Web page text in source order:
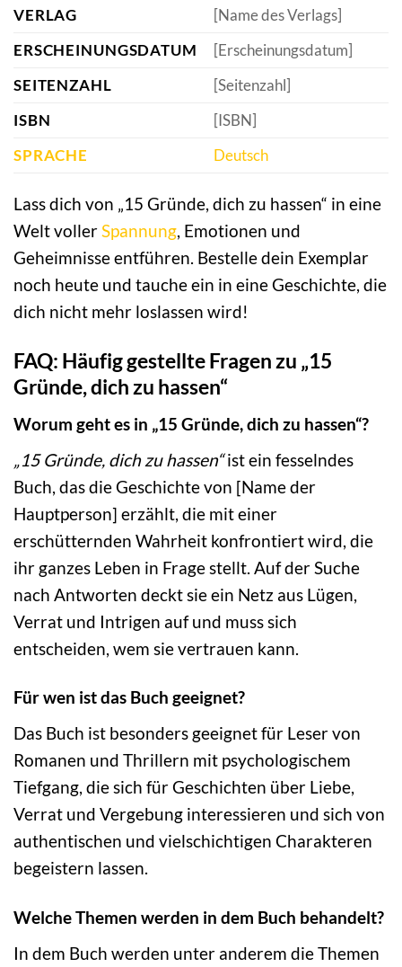
VERLAG
[Name des Verlags]
ERSCHEINUNGSDATUM
[Erscheinungsdatum]
SEITENZAHL
[Seitenzahl]
ISBN
[ISBN]
SPRACHE
Deutsch
Lass dich von „15 Gründe, dich zu hassen“ in eine
Welt vollerSpannung, Emotionen und
Geheimnisse entführen. Bestelle dein Exemplar
noch heute und tauche ein in eine Geschichte, die
dich nicht mehr loslassen wird!
FAQ: Häufig gestellte Fragen zu „15
Gründe, dich zu hassen“
Worum geht es in „15 Gründe, dich zu hassen“?
„15 Gründe, dich zu hassen“ist ein fesselndes
Buch, das die Geschichte von [Name der
Hauptperson] erzählt, die mit einer
erschütternden Wahrheit konfrontiert wird, die
ihr ganzes Leben in Frage stellt. Auf der Suche
nach Antworten deckt sie ein Netz aus Lügen,
Verrat und Intrigen auf und muss sich
entscheiden, wem sie vertrauen kann.
Für wen ist das Buch geeignet?
Das Buch ist besonders geeignet für Leser von
Romanen und Thrillern mit psychologischem
Tiefgang, die sich für Geschichten über Liebe,
Verrat und Vergebung interessieren und sich von
authentischen und vielschichtigen Charakteren
begeistern lassen.
Welche Themen werden in dem Buch behandelt?
In dem Buch werden unter anderem die Themen